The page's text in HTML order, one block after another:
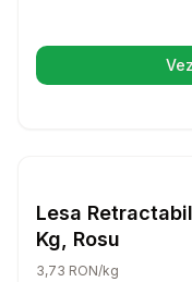
Lesa
Kg, Rosu
3,73 RON/kg